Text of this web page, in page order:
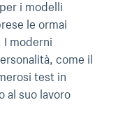
i modelli
le ormai
moderni
come il
test in
al suo lavoro